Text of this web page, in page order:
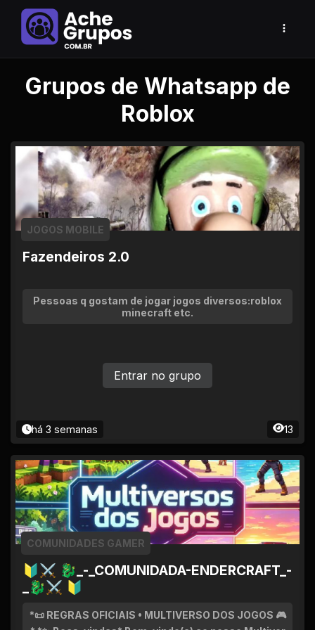
Grupos de Whatsapp de
Roblox
Fazendeiros 2.0
JOGOS MOBILE
Pessoas q gostam de jogar jogos diversos:roblox
minecraft etc.
há 3 semanas 13
Entrar no grupo
🔰⚔ 🐉_-_COMUNIDADA-ENDERCRAFT_-
_🐉⚔ 🔰
COMUNIDADES GAMER
*📜 REGRAS OFICIAIS • MULTIVERSO DOS JOGOS 🎮